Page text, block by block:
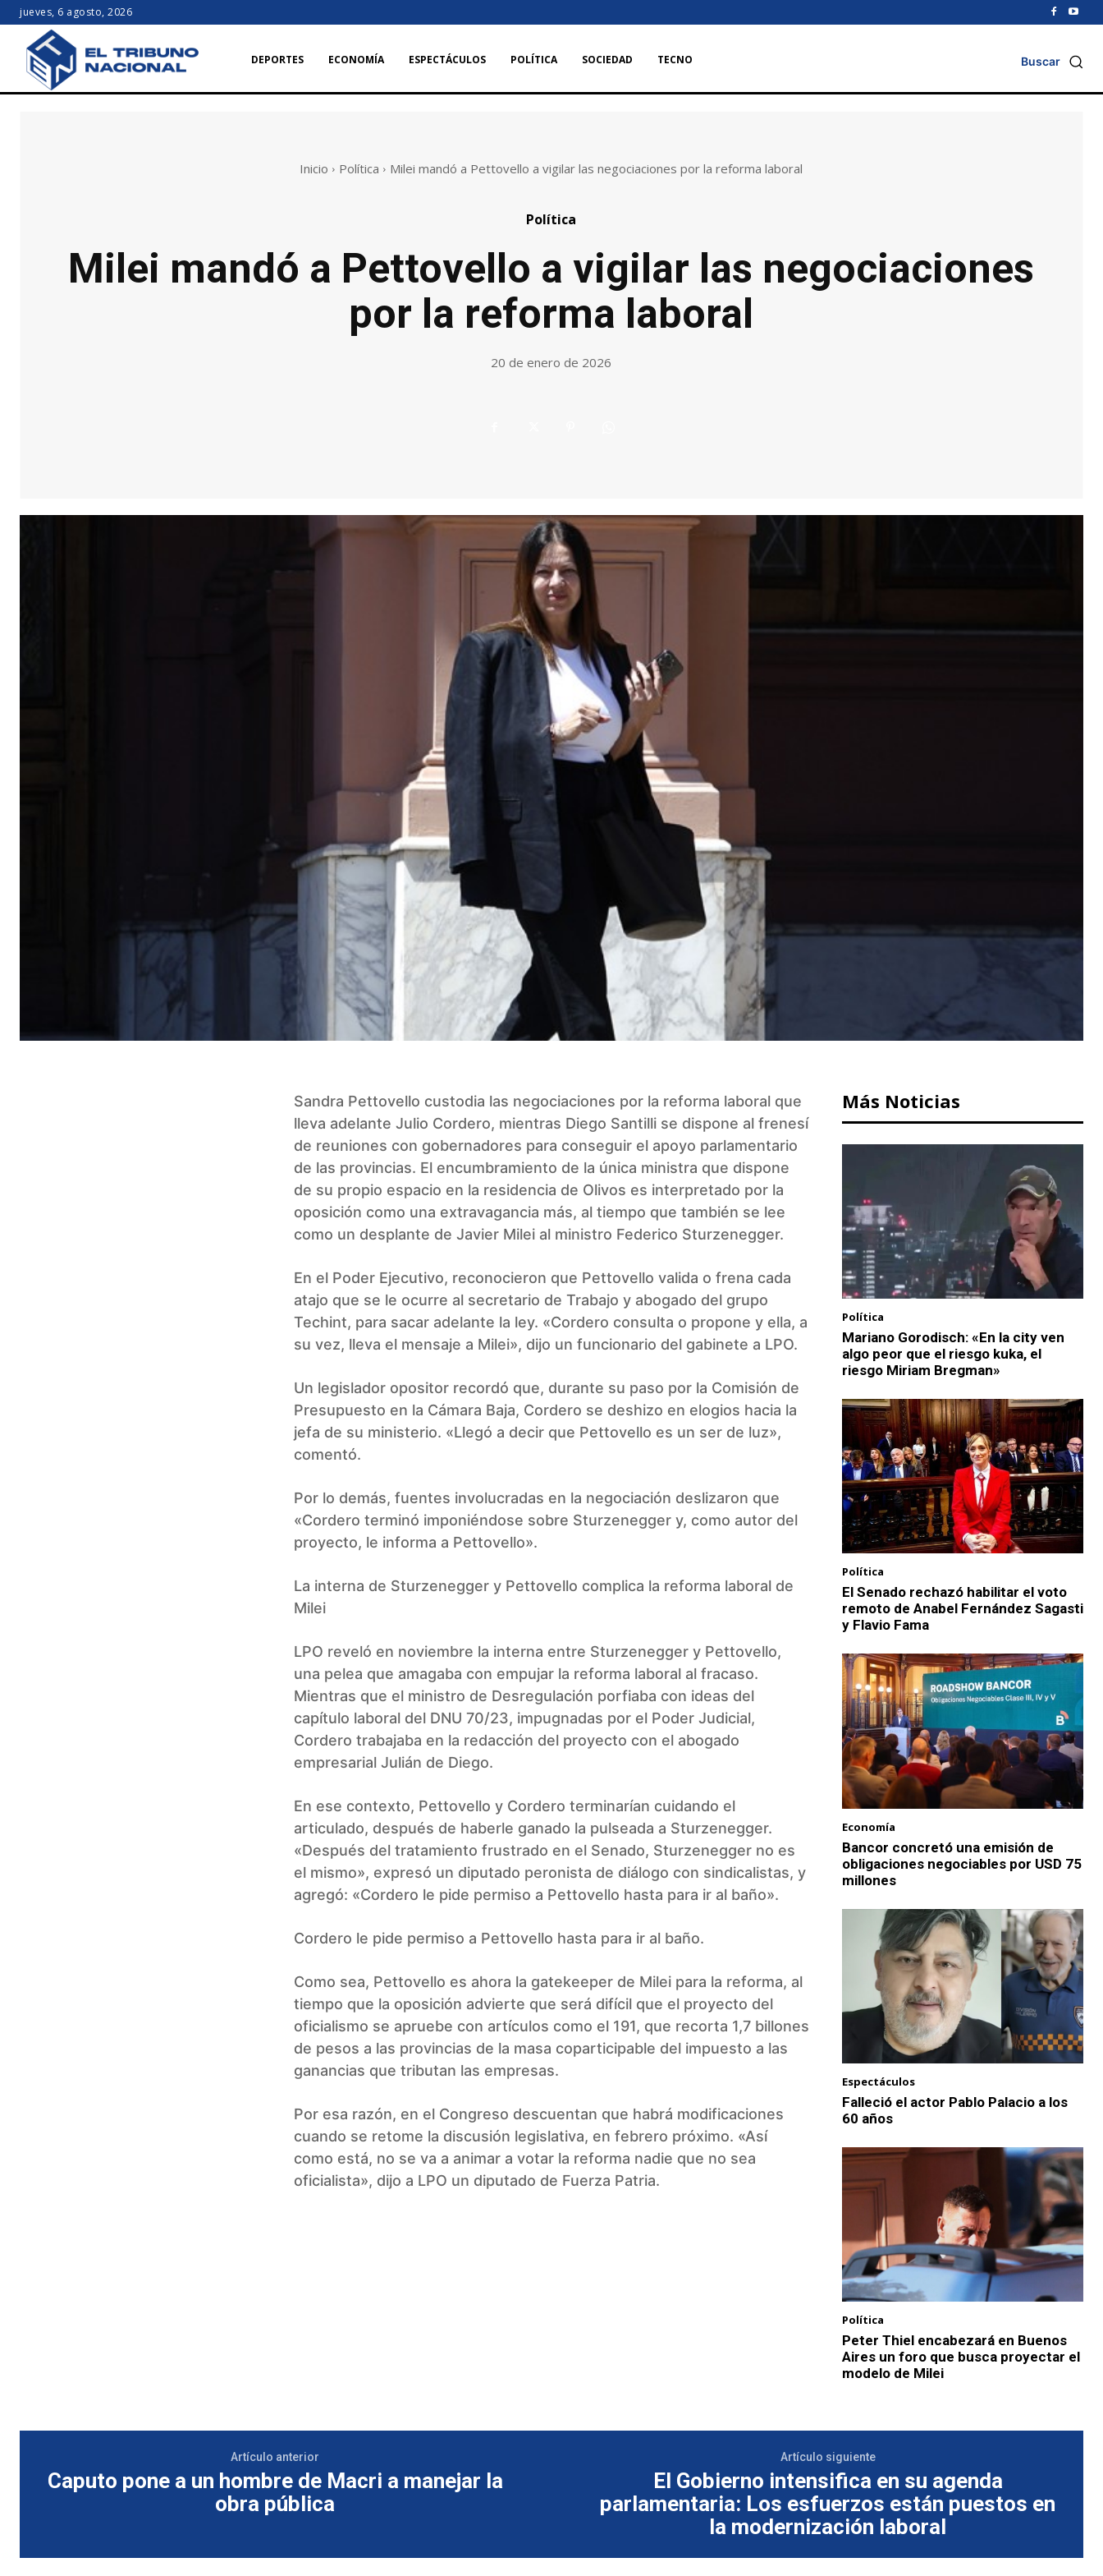
jueves, 6 agosto, 2026
DEPORTES ECONOMÍA ESPECTÁCULOS POLÍTICA SOCIEDAD TECNO Buscar
Inicio Política Milei mandó a Pettovello a vigilar las negociaciones por la reforma laboral
Política
Milei mandó a Pettovello a vigilar las negociaciones
por la reforma laboral
20 de enero de 2026
Sandra Pettovello custodia las negociaciones por la reforma laboral que
lleva adelante Julio Cordero, mientras Diego Santilli se dispone al frenesí
de reuniones con gobernadores para conseguir el apoyo parlamentario
de las provincias. El encumbramiento de la única ministra que dispone
de su propio espacio en la residencia de Olivos es interpretado por la
oposición como una extravagancia más, al tiempo que también se lee
como un desplante de Javier Milei al ministro Federico Sturzenegger.
En el Poder Ejecutivo, reconocieron que Pettovello valida o frena cada
atajo que se le ocurre al secretario de Trabajo y abogado del grupo
Techint, para sacar adelante la ley. «Cordero consulta o propone y ella, a
su vez, lleva el mensaje a Milei», dijo un funcionario del gabinete a LPO.
Un legislador opositor recordó que, durante su paso por la Comisión de
Presupuesto en la Cámara Baja, Cordero se deshizo en elogios hacia la
jefa de su ministerio. «Llegó a decir que Pettovello es un ser de luz»,
comentó.
Por lo demás, fuentes involucradas en la negociación deslizaron que
«Cordero terminó imponiéndose sobre Sturzenegger y, como autor del
proyecto, le informa a Pettovello».
La interna de Sturzenegger y Pettovello complica la reforma laboral de
Milei
LPO reveló en noviembre la interna entre Sturzenegger y Pettovello,
una pelea que amagaba con empujar la reforma laboral al fracaso.
Mientras que el ministro de Desregulación porfiaba con ideas del
capítulo laboral del DNU 70/23, impugnadas por el Poder Judicial,
Cordero trabajaba en la redacción del proyecto con el abogado
empresarial Julián de Diego.
En ese contexto, Pettovello y Cordero terminarían cuidando el
articulado, después de haberle ganado la pulseada a Sturzenegger.
«Después del tratamiento frustrado en el Senado, Sturzenegger no es
el mismo», expresó un diputado peronista de diálogo con sindicalistas, y
agregó: «Cordero le pide permiso a Pettovello hasta para ir al baño».
Cordero le pide permiso a Pettovello hasta para ir al baño.
Como sea, Pettovello es ahora la gatekeeper de Milei para la reforma, al
tiempo que la oposición advierte que será difícil que el proyecto del
oficialismo se apruebe con artículos como el 191, que recorta 1,7 billones
de pesos a las provincias de la masa coparticipable del impuesto a las
ganancias que tributan las empresas.
Por esa razón, en el Congreso descuentan que habrá modificaciones
cuando se retome la discusión legislativa, en febrero próximo. «Así
como está, no se va a animar a votar la reforma nadie que no sea
oficialista», dijo a LPO un diputado de Fuerza Patria.
Más Noticias
Política
Mariano Gorodisch: «En la city ven
algo peor que el riesgo kuka, el
riesgo Miriam Bregman»
Política
El Senado rechazó habilitar el voto
remoto de Anabel Fernández Sagasti
y Flavio Fama
Economía
Bancor concretó una emisión de
obligaciones negociables por USD 75
millones
Espectáculos
Falleció el actor Pablo Palacio a los
60 años
Política
Peter Thiel encabezará en Buenos
Aires un foro que busca proyectar el
modelo de Milei
Artículo anterior
Caputo pone a un hombre de Macri a manejar la
obra pública
Artículo siguiente
El Gobierno intensifica en su agenda
parlamentaria: Los esfuerzos están puestos en
la modernización laboral